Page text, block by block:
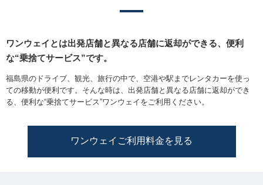
ワンウェイとは出発店舗と異なる店舗に返却ができる、便利
な“乗捨てサービス”です。
福島県のドライブ、観光、旅行の中で、空港や駅までレンタカーを使っ
ての移動が便利です。そんな時は、出発店舗と異なる店舗に返却ができ
る、便利な“乗捨てサービス”ワンウェイをご利用ください。
ワンウェイご利用料金を見る